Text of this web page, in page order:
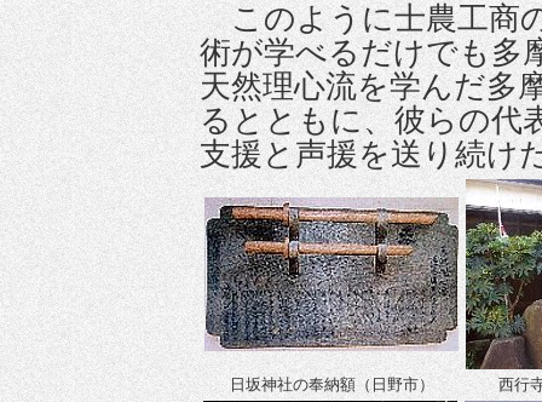
このように士農工商
術が学べるだけでも多
天然理心流を学んだ多
るとともに、彼らの代
支援と声援を送り続け
日坂神社の奉納額（日野市） 西行